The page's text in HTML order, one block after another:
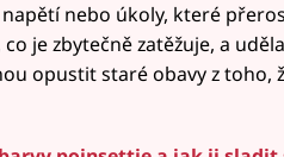
nebo úkoly, které
je zbytečně zatěžuje, a
opustit staré obavy z toho,